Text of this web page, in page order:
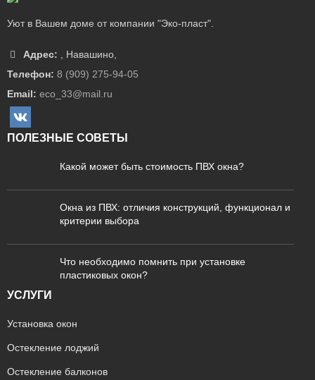
Уют в Вашем доме от компании "Эко-пласт".
Адрес: Навашино
Телефон: 8 (909) 275-94-05
Email: eco_33@mail.ru
ПОЛЕЗНЫЕ СОВЕТЫ
Какой может быть стоимость ПВХ окна?
Окна из ПВХ: отличия конструкций, функционал и
критерии выбора
Что необходимо помнить при установке
пластиковых окон?
УСЛУГИ
Установка окон
Остекление лоджий
Остекление балконов